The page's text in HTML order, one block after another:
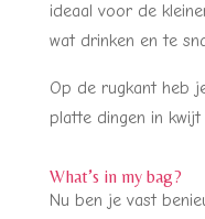
ideaal voor de
wat drinken en te
Op de rugkant heb
platte dingen in kwijt
What’s in my bag?
Nu ben je vast